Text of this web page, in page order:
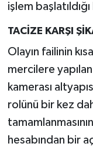
işlem
TACİZE KARŞI
Olayın failinin
mercilere
kamerası
rolünü bir kez
hesabından bir